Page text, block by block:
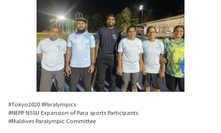
#Tokyo2020 #Paralympics
#NEPP NSSU Expansion of Para sports Participants
#Maldives Paralympic Committee